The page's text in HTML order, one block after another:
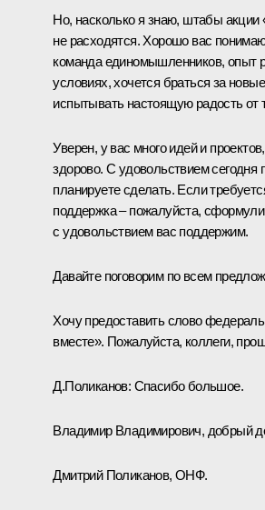
Но, насколько я знаю, штабы
не расходятся. Хорошо вас
команда единомышленников, опыт
условиях, хочется браться за
испытывать настоящую радость от
Уверен, у вас много идей и
здорово. С удовольствием
планируете сделать. Если
поддержка – пожалуйста,
с удовольствием вас поддержим.
Давайте поговорим по всем
Хочу предоставить слово
вместе». Пожалуйста, коллеги,
Д.Поликанов: Спасибо большое.
Владимир Владимирович, добрый
Дмитрий Поликанов, ОНФ.